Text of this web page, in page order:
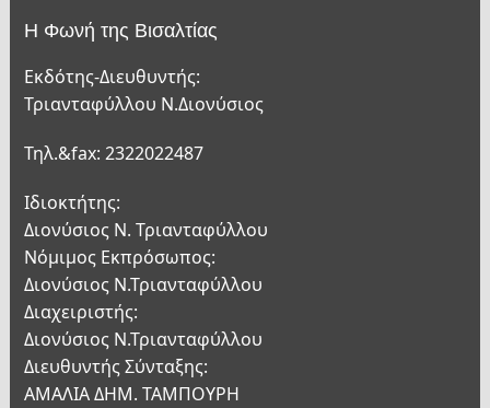
Η Φωνή της Βισαλτίας
Εκδότης-Διευθυντής:
Τριανταφύλλου Ν.Διονύσιος
Τηλ.&fax: 2322022487
Ιδιοκτήτης:
Διονύσιος Ν. Τριανταφύλλου
Νόμιμος Εκπρόσωπος:
Διονύσιος Ν.Τριανταφύλλου
Διαχειριστής:
Διονύσιος Ν.Τριανταφύλλου
Διευθυντής Σύνταξης:
ΑΜΑΛΙΑ ΔΗΜ. ΤΑΜΠΟΥΡΗ